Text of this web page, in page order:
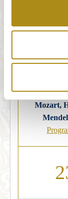
Mozart,